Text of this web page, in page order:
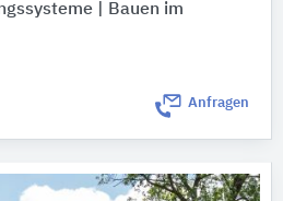
| Bauen im
Anfragen